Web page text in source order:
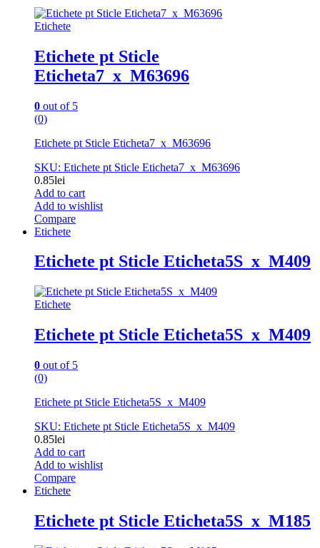
Etichete
Etichete pt Sticle
Eticheta7_x_M63696
0 out of 5
(0)
Etichete pt Sticle Eticheta7_x_M63696
SKU: Etichete pt Sticle Eticheta7_x_M63696
0.85lei
Add to cart
Add to wishlist
Compare
Etichete
Etichete pt Sticle Eticheta5S_x_M409
Etichete
Etichete pt Sticle Eticheta5S_x_M409
0 out of 5
(0)
Etichete pt Sticle Eticheta5S_x_M409
SKU: Etichete pt Sticle Eticheta5S_x_M409
0.85lei
Add to cart
Add to wishlist
Compare
Etichete
Etichete pt Sticle Eticheta5S_x_M185